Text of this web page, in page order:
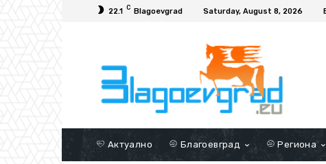
22.1 C Blagoevgrad Saturday, August 8, 2026
Актуално Благоевград Региона